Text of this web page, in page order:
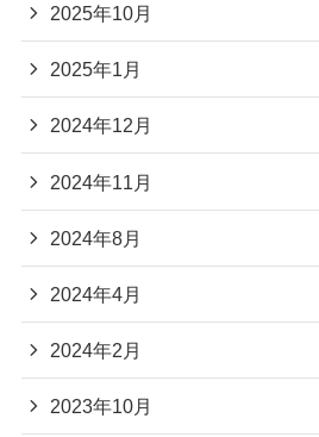
2025年10月
2025年1月
2024年12月
2024年11月
2024年8月
2024年4月
2024年2月
2023年10月